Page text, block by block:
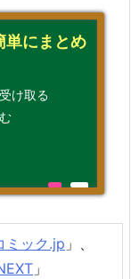
単にまとめ
け取る
ミック.jp 」、
」